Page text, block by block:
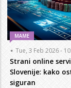
MAME
Tue, 3 Feb 2026 -
Strani online
Slovenije: kako
siguran